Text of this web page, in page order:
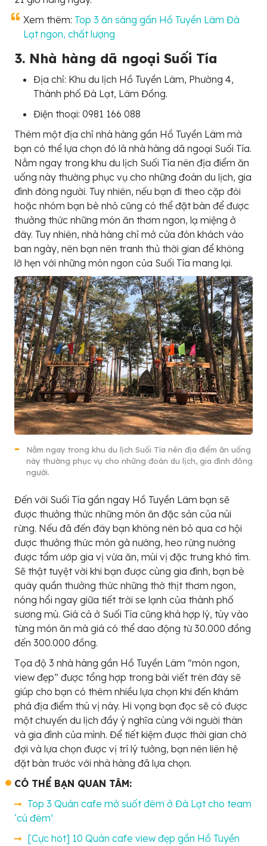
Xem thêm: Top 3 ăn sáng gần Hồ Tuyền Lâm Đà
Lạt ngon, chất lượng
3. Nhà hàng dã ngoại Suối Tía
Địa chỉ: Khu du lịch Hồ Tuyền Lâm, Phường 4,
Thành phố Đà Lạt, Lâm Đồng.
Điện thoại: 0981 166 088
Thêm một địa chỉ nhà hàng gần Hồ Tuyền Lâm mà
bạn có thể lựa chọn đó là nhà hàng dã ngoại Suối Tía.
Nằm ngay trong khu du lịch Suối Tía nên địa điểm ăn
uống này thường phục vụ cho những đoàn du lịch, gia
đình đông người. Tuy nhiên, nếu bạn đi theo cặp đôi
hoặc nhóm bạn bè nhỏ cũng có thể đặt bàn để được
thưởng thức những món ăn thơm ngon, lạ miệng ở
đây. Tuy nhiên, nhà hàng chỉ mở cửa đón khách vào
ban ngày, nên bạn nên tranh thủ thời gian để không
lỡ hẹn với những món ngon của Suối Tía mang lại.
Nằm ngay trong khu du lịch Suối Tía nên địa điểm ăn uống
này thường phục vụ cho những đoàn du lịch, gia đình đông
người.
Đến với Suối Tía gần ngay Hồ Tuyền Lâm bạn sẽ
được thưởng thức những món ăn đặc sản của núi
rừng. Nếu đã đến đây bạn không nên bỏ qua cơ hội
được thưởng thức món gà nướng, heo rừng nướng
được tẩm ướp gia vị vừa ăn, mùi vị đặc trưng khó tìm.
Sẽ thật tuyệt vời khi bạn được cùng gia đình, bạn bè
quây quần thưởng thức những thớ thịt thơm ngon,
nóng hổi ngay giữa tiết trời se lạnh của thành phố
sương mù. Giá cả ở Suối Tía cũng khá hợp lý, tùy vào
từng món ăn mà giá có thể dao động từ 30.000 đồng
đến 300.000 đồng.
Tọa độ 3 nhà hàng gần Hồ Tuyền Lâm “món ngon,
view đẹp” được tổng hợp trong bài viết trên đây sẽ
giúp cho bạn có thêm nhiều lựa chọn khi đến khám
phá địa điểm thú vị này. Hi vọng bạn đọc sẽ có được
một chuyến du lịch đầy ý nghĩa cùng với người thân
và gia đình của mình. Để tiết kiệm được thời gian chờ
đợi và lựa chọn được vị trí lý tưởng, bạn nên liên hệ
đặt bàn trước với nhà hàng đã lựa chọn.
CÓ THỂ BẠN QUAN TÂM:
Top 3 Quán cafe mở suốt đêm ở Đà Lạt cho team
‘cú đêm’
[Cực hot] 10 Quán cafe view đẹp gần Hồ Tuyền